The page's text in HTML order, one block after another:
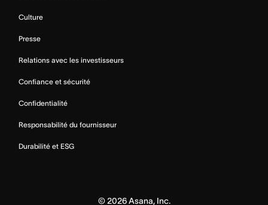
Culture
Presse
Relations avec les investisseurs
Confiance et sécurité
Confidentialité
Responsabilité du fournisseur
Durabilité et ESG
© 2026Asana, Inc.